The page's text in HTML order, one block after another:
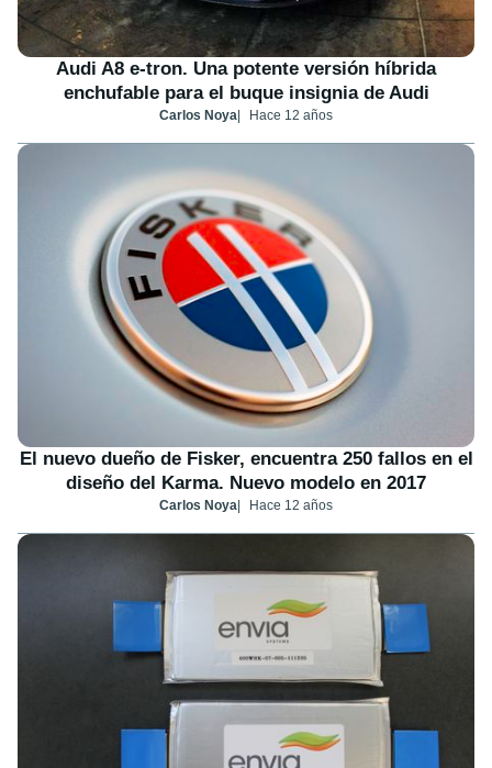
Audi A8 e-tron. Una potente versión híbrida
enchufable para el buque insignia de Audi
Carlos Noya Hace 12 años
El nuevo dueño de Fisker, encuentra 250 fallos en el
diseño del Karma. Nuevo modelo en 2017
Carlos Noya Hace 12 años